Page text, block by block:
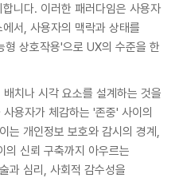
니다. 이러한 패러다임은 사용자
서, 사용자의 맥락과 상태를
상호작용'으로 UX의 수준을 한
치나 시각 요소를 설계하는 것을
용자가 체감하는 '존중' 사이의
는 개인정보 보호와 감시의 경계,
의 신뢰 구축까지 아우르는
과 심리, 사회적 감수성을